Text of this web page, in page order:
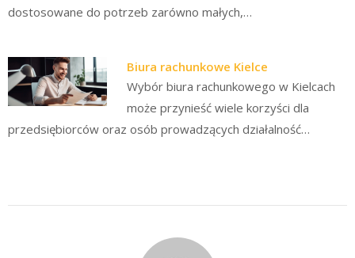
dostosowane do potrzeb zarówno małych,…
Biura rachunkowe Kielce
Wybór biura rachunkowego w Kielcach
może przynieść wiele korzyści dla
przedsiębiorców oraz osób prowadzących działalność…